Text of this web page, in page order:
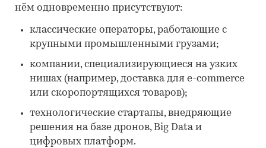
нём одновременно присутствуют:
классические операторы, работающие с
крупными промышленными грузами;
компании, специализирующиеся на узких
нишах (например, доставка для e-commerce
или скоропортящихся товаров);
технологические стартапы, внедряющие
решения на базе дронов, Big Data и
цифровых платформ.